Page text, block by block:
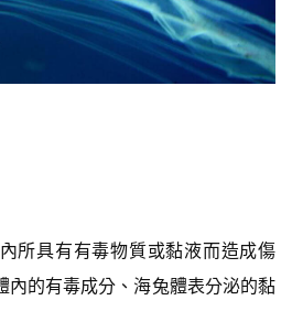
所具有有毒物質或黏液而造成傷
內的有毒成分、海兔體表分泌的黏